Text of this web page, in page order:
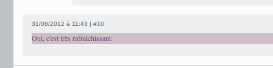
31/08/2012 à 11:43 | #10
Oui, c'est très rafraichissant.